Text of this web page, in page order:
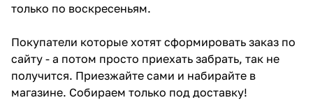
только по воскресеньям.
Покупатели которые хотят сформировать заказ по
сайту - а потом просто приехать забрать, так не
получится. Приезжайте сами и набирайте в
магазине. Собираем только под доставку!